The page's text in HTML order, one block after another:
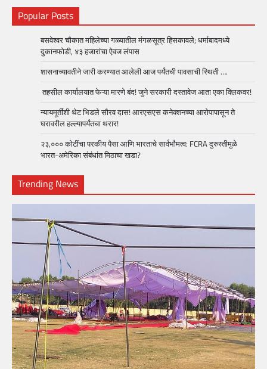
Popular Posts
बसवेश्वर चौकात महिलेच्या गळ्यातील मंगळसूत्र हिसकावले; धर्माबादमध्ये
दुकानफोडी, ४३ हजारांचा ऐवज लंपास
शासनाच्यावतीने जारी करण्यात आलेली आज पर्यंतची पावसाची स्थिती ….
तहसील कार्यालयात फेऱ्या मारणे बंद! जुने सरकारी दस्तावेज आता एका क्लिकवर!
न्यायमूर्तींशी थेट भिडले सौरव दास! आरएसएस कनेक्शनच्या आरोपापासून ते
घरावरील हल्ल्यापर्यंतचा थरार!
२३,००० कोटींचा परकीय पैसा आणि भारताचे सार्वभौमत्व: FCRA दुरुस्तीमुळे
भारत-अमेरिका संबंधांत मिठाचा खडा?
Trending News